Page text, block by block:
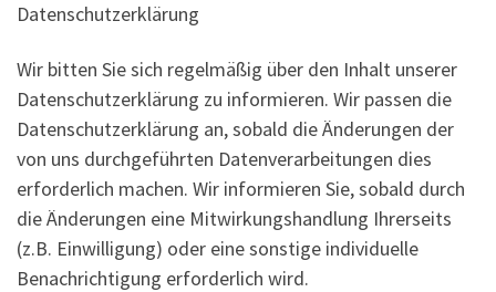
Datenschutzerklärung
Wir bitten Sie sich regelmäßig über den Inhalt unserer
Datenschutzerklärung zu informieren. Wir passen die
Datenschutzerklärung an, sobald die Änderungen der
von uns durchgeführten Datenverarbeitungen dies
erforderlich machen. Wir informieren Sie, sobald durch
die Änderungen eine Mitwirkungshandlung Ihrerseits
(z.B. Einwilligung) oder eine sonstige individuelle
Benachrichtigung erforderlich wird.